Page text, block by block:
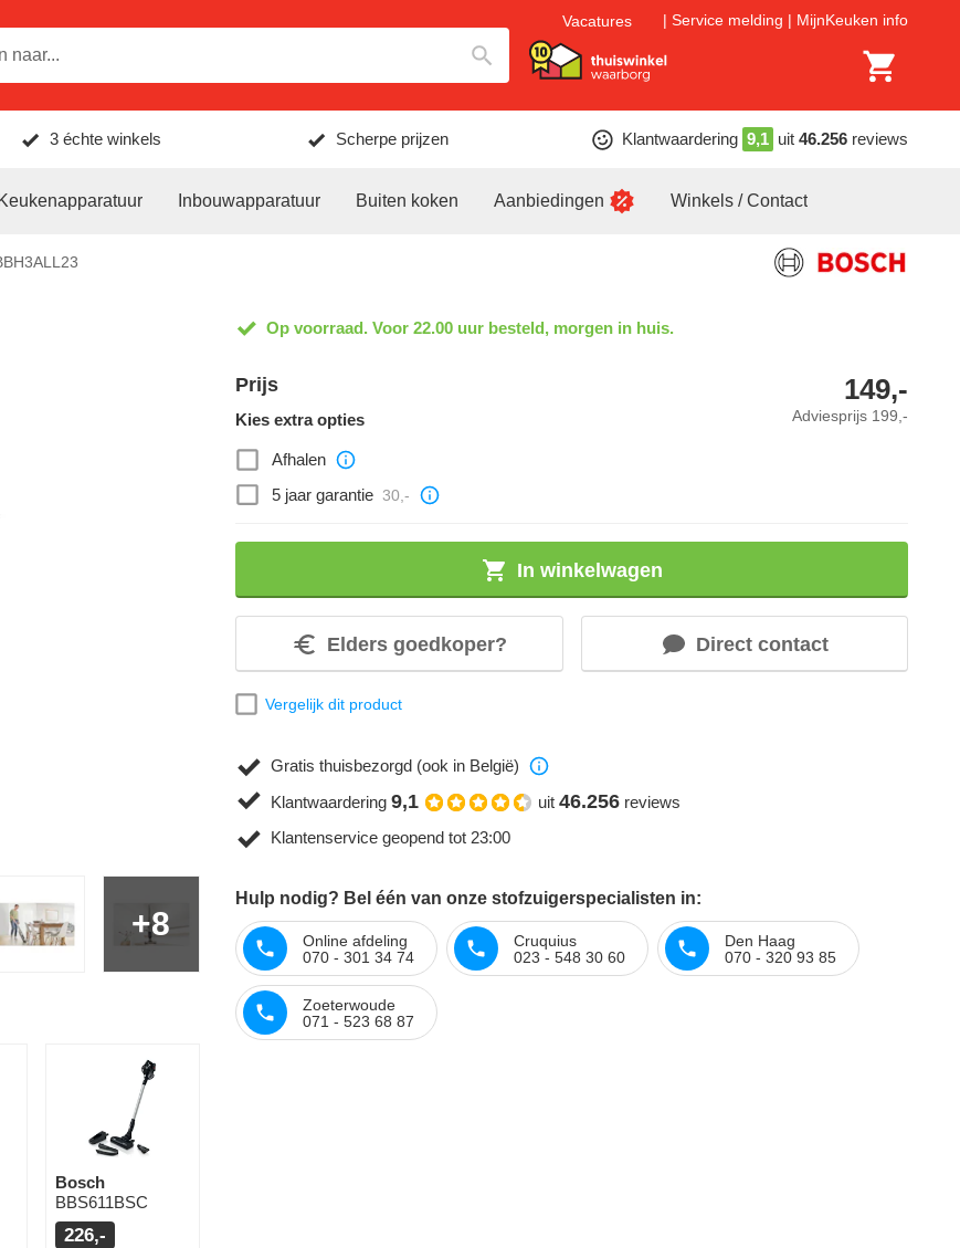
Vacatures Service melding MijnKeuken info
3 échte winkels Scherpe prijzen Klantwaardering 9,1 uit 46.256 reviews
Keukenapparatuur Inbouwapparatuur Buiten koken Aanbiedingen Winkels / Contact
+8
Bosch
BBS611BSC
226,-
Op voorraad. Voor 22.00 uur besteld, morgen in huis.
Prijs
Adviesprijs 199,-
149,-
Kies extra opties
Afhalen
5 jaar garantie 30,-
In winkelwagen
Elders goedkoper? Direct contact
Vergelijk dit product
Gratis thuisbezorgd (ook in België)
Klantwaardering 9,1 uit 46.256 reviews
Klantenservice geopend tot 23:00
Hulp nodig? Bel één van onze stofzuigerspecialisten in:
Online afdeling
070 - 301 34 74
Cruquius
023 - 548 30 60
Den Haag
070 - 320 93 85
Zoeterwoude
071 - 523 68 87